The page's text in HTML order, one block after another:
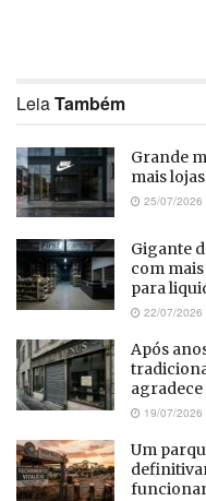
LeiaTambém
Grande
mais lojas
25/07/2026
Gigante
com
para
22/07/2026
Após
19/07/2026
Um